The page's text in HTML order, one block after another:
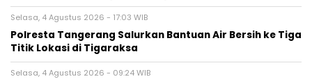
Selasa, 4 Agustus 2026 - 17:03 WIB
Polresta Tangerang Salurkan Bantuan Air Bersih ke Tiga
Titik Lokasi di Tigaraksa
Selasa, 4 Agustus 2026 - 09:24 WIB